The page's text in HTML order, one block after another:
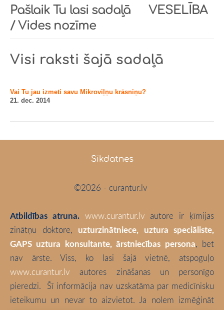
Pašlaik Tu lasi sadaļā VESELĪBA
/ Vides nozīme
Visi raksti šajā sadaļā
Vai Tu jau izmeti savu Mikroviļņu krāsniņu?
21. dec. 2014
Sīkdatnes
©2026 - curantur.lv
Atbildības atruna. www.curantur.lv autore ir ķīmijas
zinātņu doktore, uzturzinātniece, uztura speciāliste,
GAPS uztura konsultante, ārstniecības persona, bet
nav ārste. Viss, ko lasi šajā vietnē, atspoguļo
www.curantur.lv autores zināšanas un personīgo
pieredzi. Šī informācija nav uzskatāma par medicīnisku
ieteikumu un nevar to aizvietot. Ja nolem izmēģināt